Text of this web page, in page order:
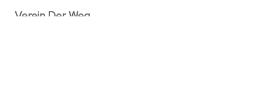
Verein Der Weg